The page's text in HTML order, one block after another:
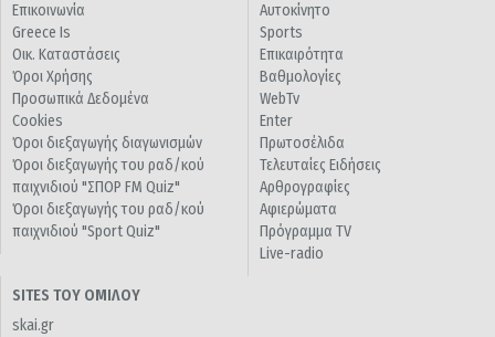
Επικοινωνία
Greece Is
Οικ. Καταστάσεις
Όροι Χρήσης
Προσωπικά Δεδομένα
Cookies
Όροι διεξαγωγής διαγωνισμών
Όροι διεξαγωγής του ραδ/κού
παιχνιδιού "ΣΠΟΡ FM Quiz"
Όροι διεξαγωγής του ραδ/κού
παιχνιδιού "Sport Quiz"
Αυτοκίνητο
Sports
Επικαιρότητα
Βαθμολογίες
WebTv
Enter
Πρωτοσέλιδα
Τελευταίες Ειδήσεις
Αρθρογραφίες
Αφιερώματα
Πρόγραμμα TV
Live-radio
SITES ΤΟΥ ΟΜΙΛΟΥ
skai.gr